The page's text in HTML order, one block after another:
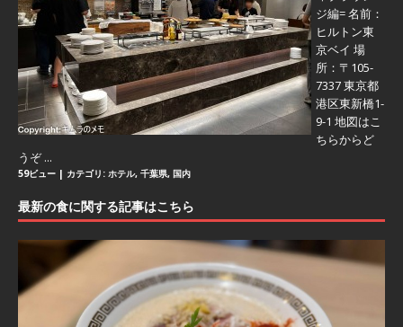
ジ編=名前：
ヒルトン東
京ベイ 場
所：〒105-
7337 東京都
港区東新橋1-
9-1 地図はこ
ちらからど
うぞ ...
59ビュー | カテゴリ: ホテル, 千葉県, 国内
最新の食に関する記事はこちら